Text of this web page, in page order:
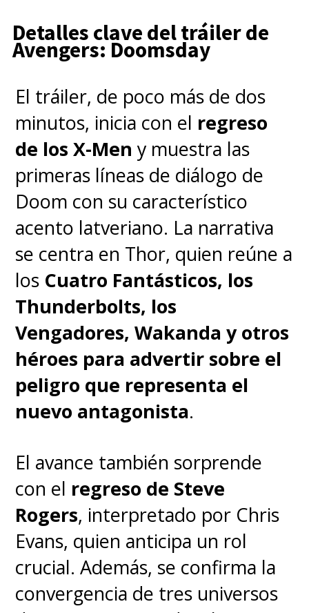
Detalles clave del tráiler de
Avengers: Doomsday
El tráiler, de poco más de dos
minutos, inicia con el regreso
de los X-Men y muestra las
primeras líneas de diálogo de
Doom con su característico
acento latveriano. La narrativa
se centra en Thor, quien reúne a
los Cuatro Fantásticos, los
Thunderbolts, los
Vengadores, Wakanda y otros
héroes para advertir sobre el
peligro que representa el
nuevo antagonista.
El avance también sorprende
con el regreso de Steve
Rogers, interpretado por Chris
Evans, quien anticipa un rol
crucial. Además, se confirma la
convergencia de tres universos